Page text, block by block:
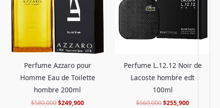
Perfume Azzaro pour
Homme Eau de Toilette
hombre 200ml
$580,000$249,900
Perfume L.12.12 Noir de
Lacoste hombre edt
100ml
$560,000$255,900